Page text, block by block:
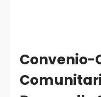
Convenio-